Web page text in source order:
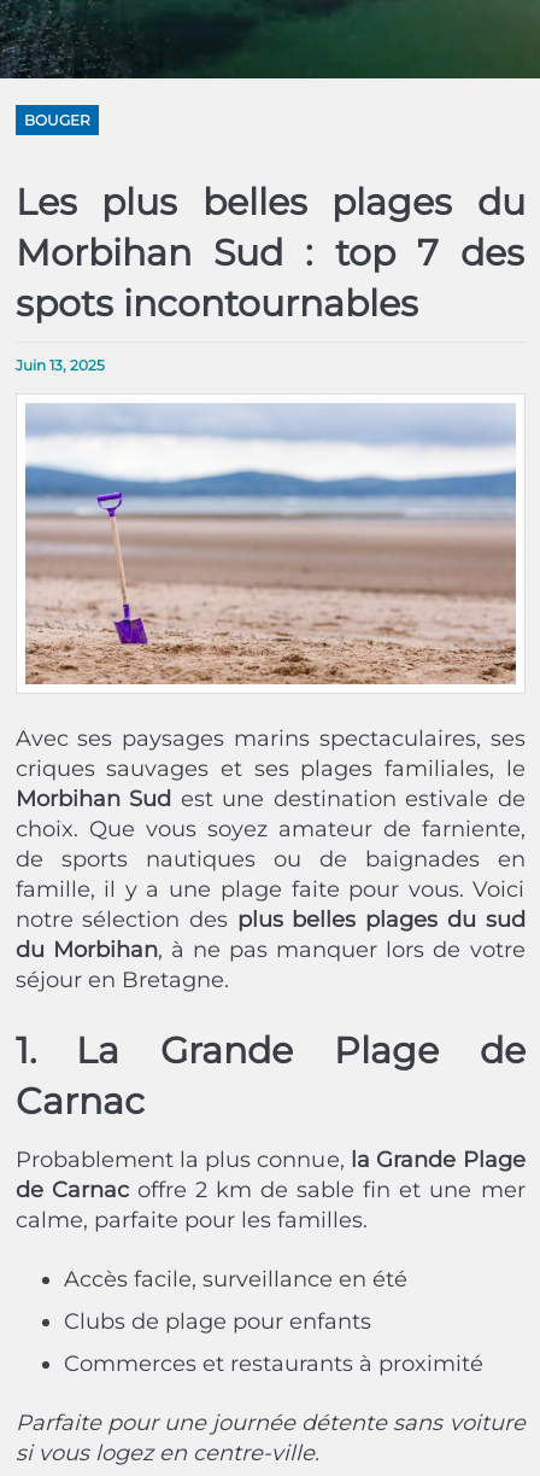
BOUGER
Les plus belles plages du
Morbihan Sud : top 7 des
spots incontournables
Juin 13, 2025
Avec ses paysages marins spectaculaires, ses
criques sauvages et ses plages familiales, le
Morbihan Sud est une destination estivale de
choix. Que vous soyez amateur de farniente,
de sports nautiques ou de baignades en
famille, il y a une plage faite pour vous. Voici
notre sélection des plus belles plages du sud
du Morbihan, à ne pas manquer lors de votre
séjour en Bretagne.
1. La Grande Plage de
Carnac
Probablement la plus connue, la Grande Plage
de Carnacoffre 2 km de sable fin et une mer
calme, parfaite pour les familles.
Accès facile, surveillance en été
Clubs de plage pour enfants
Commerces et restaurants à proximité
Parfaite pour une journée détente sans voiture
si vous logez en centre-ville.